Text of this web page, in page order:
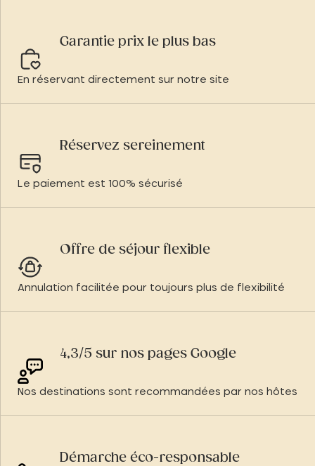
Garantie prix le plus bas
En réservant directement sur notre site
Réservez sereinement
Le paiement est 100% sécurisé
Offre de séjour flexible
Annulation facilitée pour toujours plus de flexibilité
4,3/5 sur nos pages Google
Nos destinations sont recommandées par nos hôtes
Démarche éco-responsable